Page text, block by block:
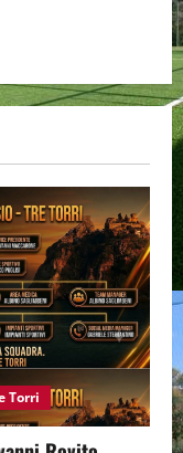
Torri